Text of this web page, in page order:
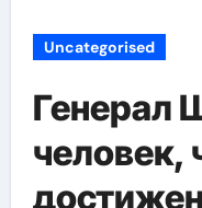
Uncategorised
Генерал
человек,